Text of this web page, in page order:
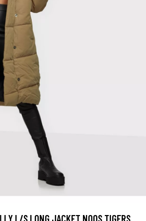
L/S LONG JACKET NOOS TIGERS